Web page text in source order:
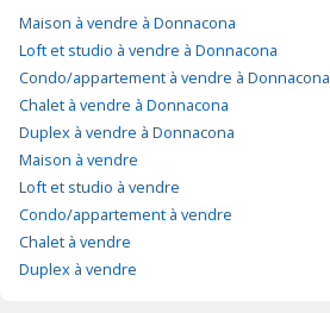
Maison à vendre à Donnacona
Loft et studio à vendre à Donnacona
Condo/appartement à vendre à Donnacona
Chalet à vendre à Donnacona
Duplex à vendre à Donnacona
Maison à vendre
Loft et studio à vendre
Condo/appartement à vendre
Chalet à vendre
Duplex à vendre